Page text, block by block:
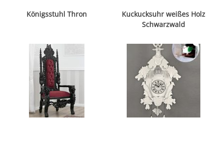
Königsstuhl Thron
Kuckucksuhr weißes Holz
Schwarzwald